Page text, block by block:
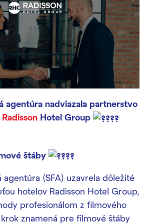
agentúra nadviazala partnerstvo
Radisson Hotel Group
štáby
agentúra (SFA) uzavrela dôležité
hotelov Radisson Hotel Group,
profesionálom z filmového
znamená pre filmové štáby